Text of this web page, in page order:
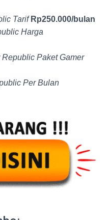
Tarif Rp250.000/bulan
Harga
Republic Paket Gamer
Per Bulan